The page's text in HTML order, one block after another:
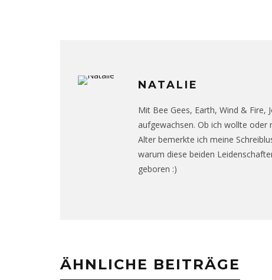
NATALIE
Mit Bee Gees, Earth, Wind & Fire,
aufgewachsen. Ob ich wollte oder
Alter bemerkte ich meine
warum diese beiden
geboren :)
ÄHNLICHE BEITRÄGE